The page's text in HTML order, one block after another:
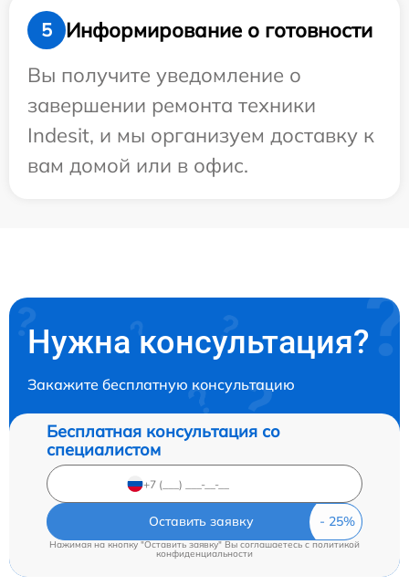
5
Информирование о готовности
Вы получите уведомление о
завершении ремонта техники
Indesit, и мы организуем доставку к
вам домой или в офис.
Нужна консультация?
Закажите бесплатную консультацию
Бесплатная консультация со
специалистом
Оставить заявку
Нажимая на кнопку "Оставить заявку" Вы соглашаетесь c политикой
конфиденциальности